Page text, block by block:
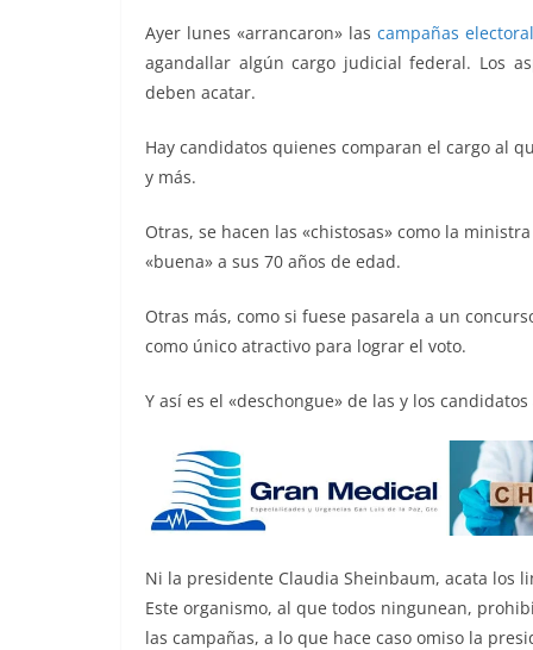
o
k
p
Ayer lunes «arrancaron» lascampañas
agandallar algún cargo judicial federal. Los
deben acatar.
Hay candidatos quienes comparan el cargo al
y más.
Otras, se hacen las «chistosas» como la
«buena» a sus 70 años de edad.
Otras más, como si fuese pasarela a un
como único atractivo para lograr el voto.
Y así es el «deschongue» de las y los
Ni la presidente Claudia Sheinbaum, acata los
Este organismo, al que todos ningunean,
las campañas, a lo que hace caso omiso la